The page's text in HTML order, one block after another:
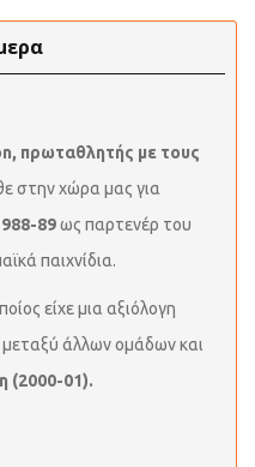
πρωταθλητής με τους
στην χώρα μας για
89ως παρτενέρ του
παιχνίδια.
είχε μια αξιόλογη
άλλων ομάδων και
(2000-01).